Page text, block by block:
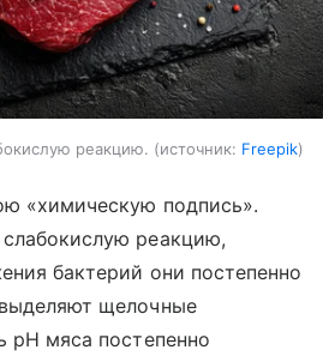
реакцию. источник: Freepik
«химическую подпись».
реакцию,
бактерий они постепенно
щелочные
pH мяса постепенно